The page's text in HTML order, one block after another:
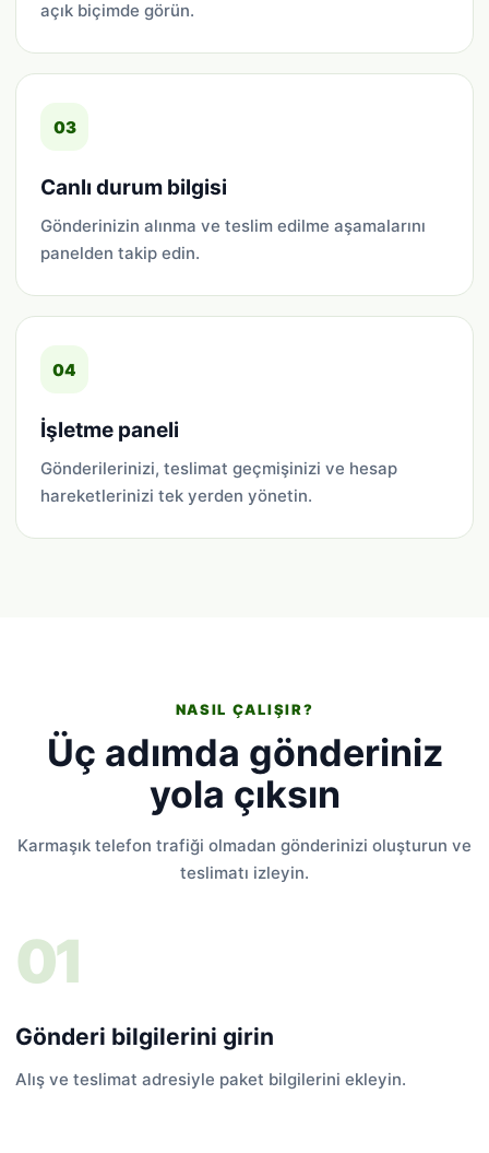
açık biçimde görün.
03
Canlı durum bilgisi
Gönderinizin alınma ve teslim edilme aşamalarını
panelden takip edin.
04
İşletme paneli
Gönderilerinizi, teslimat geçmişinizi ve hesap
hareketlerinizi tek yerden yönetin.
NASIL ÇALIŞIR?
Üç adımda gönderiniz
yola çıksın
Karmaşık telefon trafiği olmadan gönderinizi oluşturun ve
teslimatı izleyin.
Gönderi bilgilerini girin
Alış ve teslimat adresiyle paket bilgilerini ekleyin.